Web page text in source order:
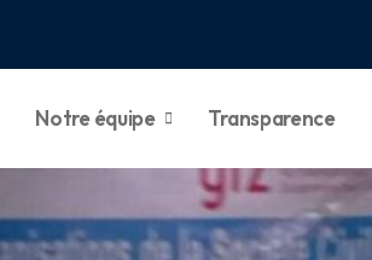
Notre équipe Transparence